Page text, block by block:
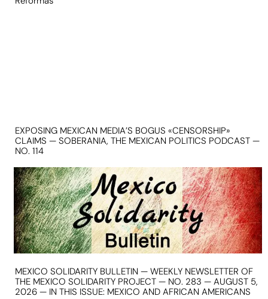
EXPOSING MEXICAN MEDIA’S BOGUS «CENSORSHIP»
CLAIMS — SOBERANIA, THE MEXICAN POLITICS PODCAST —
NO. 114
MEXICO SOLIDARITY BULLETIN — WEEKLY NEWSLETTER OF
THE MEXICO SOLIDARITY PROJECT — NO. 283 — AUGUST 5,
2026 — IN THIS ISSUE: MEXICO AND AFRICAN AMERICANS